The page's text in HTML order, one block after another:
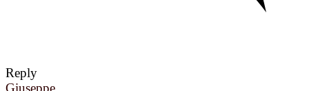
Reply
Giuseppe